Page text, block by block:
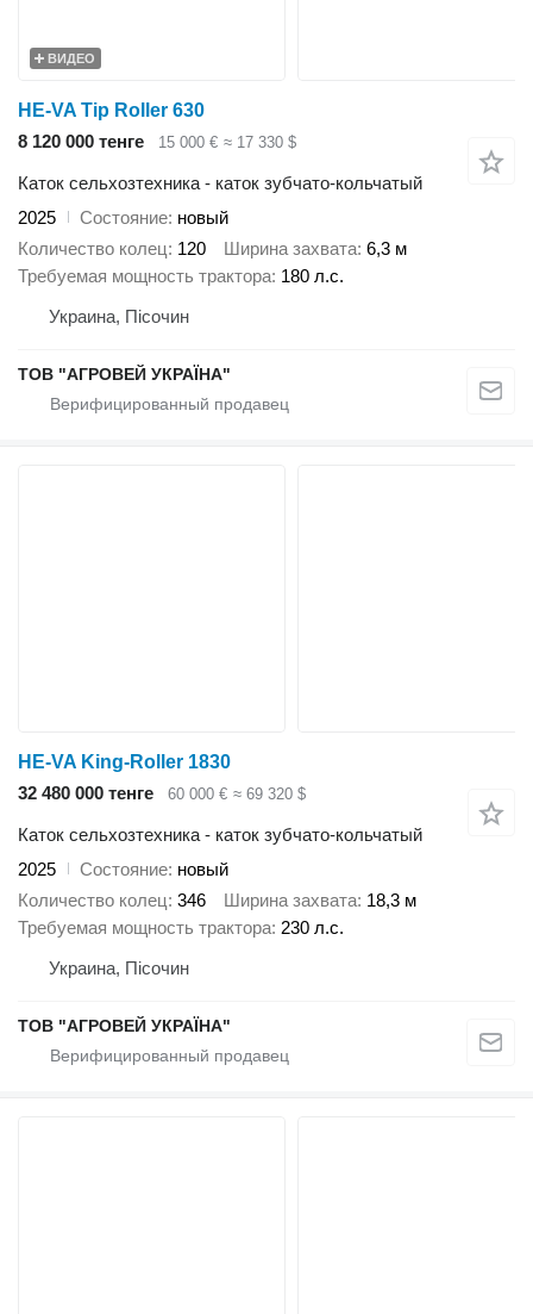
ВИДЕО
HE-VA Tip Roller 630
8 120 000 тенге
15 000 € ≈ 17 330 $
Каток сельхозтехника - каток зубчато-кольчатый
2025
Состояние новый
Количество колец 120 Ширина захвата 6,3 м
Требуемая мощность трактора 180 л.с.
Украина, Пісочин
ТОВ "АГРОВЕЙ УКРАЇНА"
HE-VA King-Roller 1830
32 480 000 тенге
60 000 € ≈ 69 320 $
Каток сельхозтехника - каток зубчато-кольчатый
2025
Состояние новый
Количество колец 346 Ширина захвата 18,3 м
Требуемая мощность трактора 230 л.с.
Украина, Пісочин
ТОВ "АГРОВЕЙ УКРАЇНА"